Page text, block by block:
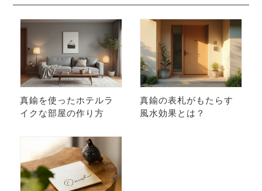
真鍮を使ったホテルラ
イクな部屋の作り方
真鍮の表札がもたらす
風水効果とは？